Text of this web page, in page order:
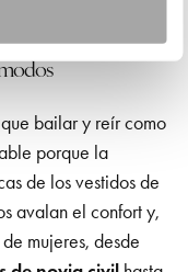
bailar y reír como
porque la
de los vestidos de
avalan el confort y,
mujeres, desde